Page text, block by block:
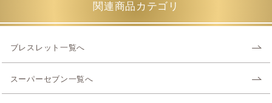
関連商品カテゴリ
ブレスレット一覧へ
スーパーセブン一覧へ